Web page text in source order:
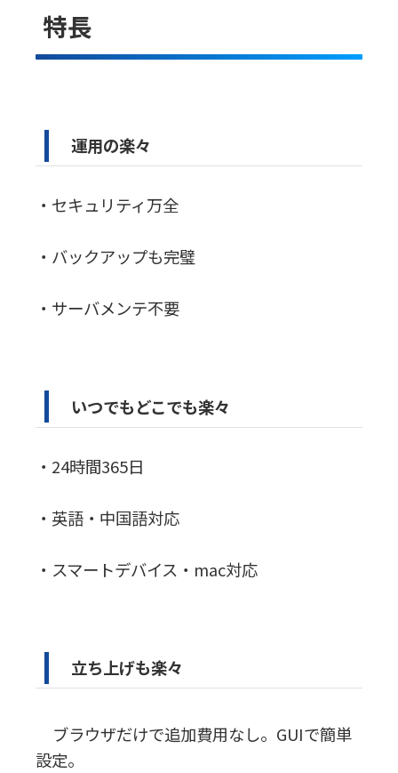
特長
運用の楽々
・セキュリティ万全
・バックアップも完璧
・サーバメンテ不要
いつでもどこでも楽々
・24時間365日
・英語・中国語対応
・スマートデバイス・mac対応
立ち上げも楽々
ブラウザだけで追加費用なし。GUIで簡単
設定。